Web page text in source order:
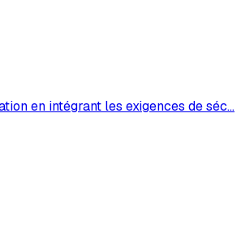
en intégrant les exigences de séc…